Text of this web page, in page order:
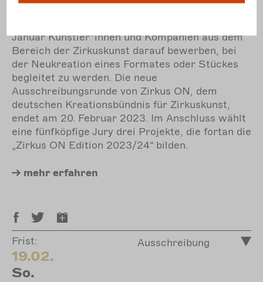
Januar Künstler*innen und Kompanien aus dem
Bereich der Zirkuskunst darauf bewerben, bei
der Neukreation eines Formates oder Stückes
begleitet zu werden. Die neue
Ausschreibungsrunde von Zirkus ON, dem
deutschen Kreationsbündnis für Zirkuskunst,
endet am 20. Februar 2023. Im Anschluss wählt
eine fünfköpfige Jury drei Projekte, die fortan die
„Zirkus ON Edition 2023/24“ bilden.
mehr erfahren
Frist:
19.02.
So.
Ausschreibung